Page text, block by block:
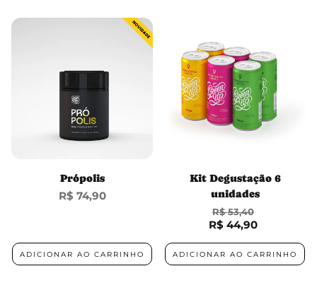
Própolis
Preço
R$ 74,90
ADICIONAR AO CARRINHO
Kit Degustação 6
unidades
R$ 44,90
Preço promocional
Preço normal
R$ 53,40
ADICIONAR AO CARRINHO